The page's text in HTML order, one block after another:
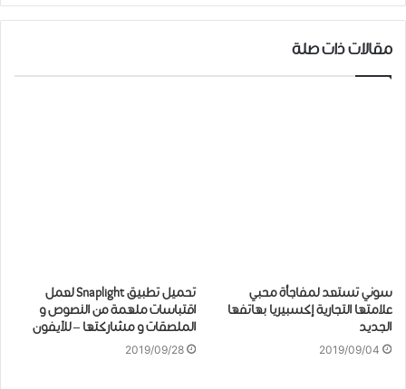
مقالات ذات صلة
سوني تستعد لمفاجأة محبي
علامتها التجارية إكسبيريا بهاتفها
الجديد
2019/09/04
تحميل تطبيق Snaplight لعمل
اقتباسات ملهمة من النصوص و
الملصقات و مشاركتها – للآيفون
2019/09/28